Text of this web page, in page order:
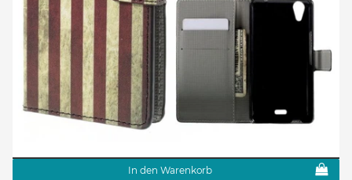
In den Warenkorb